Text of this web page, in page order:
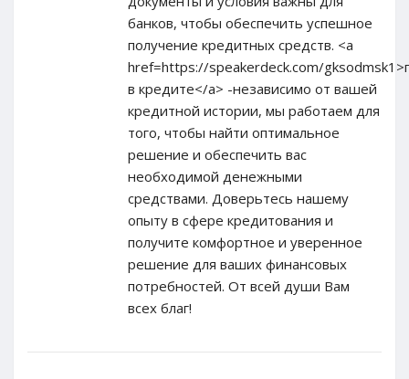
банков, чтобы обеспечить успешное
получение кредитных средств. <a
href=https://speakerdeck.com/
в кредите</a> -независимо от вашей
кредитной истории, мы работаем для
того, чтобы найти оптимальное
решение и обеспечить вас
необходимой денежными
средствами. Доверьтесь нашему
опыту в сфере кредитования и
получите комфортное и уверенное
решение для ваших финансовых
потребностей. От всей души Вам
всех благ!